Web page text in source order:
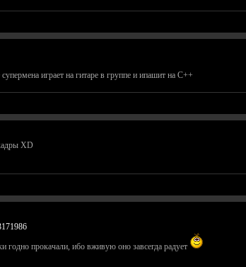
играет на гитаре в группе и ипашит на С++
XD
годно прокачали, ибо вживую оно завсегда радует